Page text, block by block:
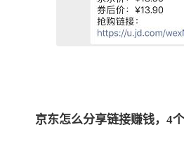
京东怎么分享链接赚钱，4